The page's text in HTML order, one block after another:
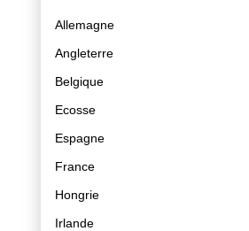
Allemagne
Angleterre
Belgique
Ecosse
Espagne
France
Hongrie
Irlande